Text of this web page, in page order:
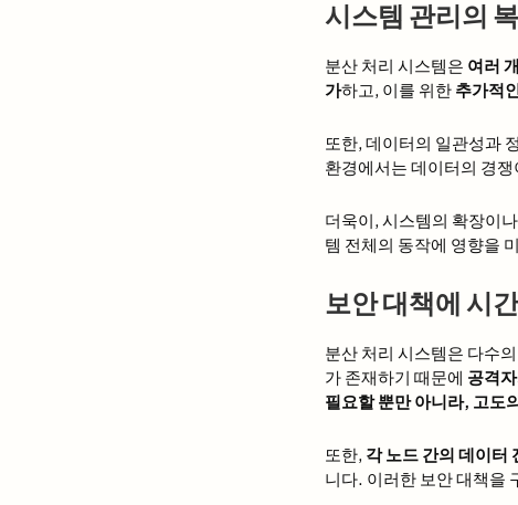
시스템 관리의
분산 처리 시스템은 여러
가하고, 이를 위한 추가적
또한, 데이터의 일관성과
환경에서는 데이터의 경
더욱이, 시스템의 확장이
템 전체의 동작에 영향을
보안 대책에 시
분산 처리 시스템은 다수
가 존재하기 때문에 공격
필요할 뿐만 아니라, 고도
또한, 각 노드 간의 데이터
니다. 이러한 보안 대책을